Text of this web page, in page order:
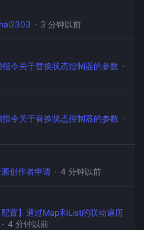
3 分钟以前
令关于替换状态控制器的参数
令关于替换状态控制器的参数
创作者申请 4 分钟以前
配置】通过Map和List的联动遍历
4 分钟以前